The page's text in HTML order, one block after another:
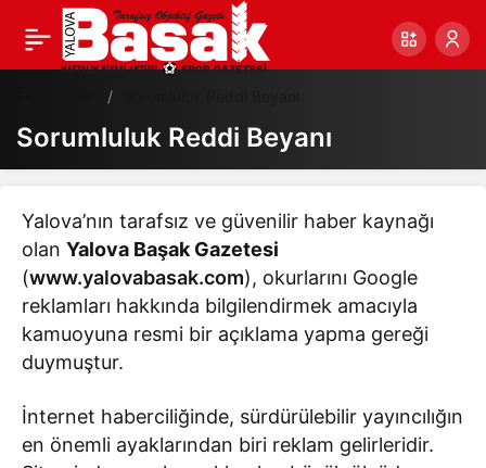
Sorumluluk Reddi Beyanı
Yalova’nın tarafsız ve güvenilir haber kaynağı
olanYalova Başak Gazetesi
(www.yalovabasak.com), okurlarını Google
reklamları hakkında bilgilendirmek amacıyla
kamuoyuna resmi bir açıklama yapma gereği
duymuştur.
İnternet haberciliğinde, sürdürülebilir yayıncılığın
en önemli ayaklarından biri reklam gelirleridir.